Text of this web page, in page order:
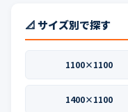
📐 サイズ別で探す
1100×1100
1400×1100